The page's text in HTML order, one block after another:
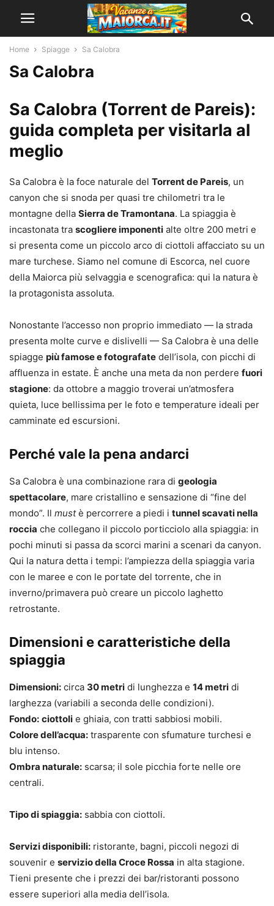
Home Spiagge Sa Calobra
Sa Calobra
Sa Calobra (Torrent de Pareis):
guida completa per visitarla al
meglio
Sa Calobra è la foce naturale del Torrent de Pareis, un
canyon che si snoda per quasi tre chilometri tra le
montagne della Sierra de Tramontana. La spiaggia è
incastonata tra scogliere imponenti alte oltre 200 metri e
si presenta come un piccolo arco di ciottoli affacciato su un
mare turchese. Siamo nel comune di Escorca, nel cuore
della Maiorca più selvaggia e scenografica: qui la natura è
la protagonista assoluta.
Nonostante l’accesso non proprio immediato — la strada
presenta molte curve e dislivelli — Sa Calobra è una delle
spiagge più famose e fotografate dell’isola, con picchi di
affluenza in estate. È anche una meta da non perdere fuori
stagione: da ottobre a maggio troverai un’atmosfera
quieta, luce bellissima per le foto e temperature ideali per
camminate ed escursioni.
Perché vale la pena andarci
Sa Calobra è una combinazione rara di geologia
spettacolare, mare cristallino e sensazione di “fine del
mondo”. Il mustè percorrere a piedi i tunnel scavati nella
roccia che collegano il piccolo porticciolo alla spiaggia: in
pochi minuti si passa da scorci marini a scenari da canyon.
Qui la natura detta i tempi: l’ampiezza della spiaggia varia
con le maree e con le portate del torrente, che in
inverno/primavera può creare un piccolo laghetto
retrostante.
Dimensioni e caratteristiche della
spiaggia
Dimensioni: circa 30 metri di lunghezza e 14 metri di
larghezza (variabili a seconda delle condizioni).
Fondo: ciottoli e ghiaia, con tratti sabbiosi mobili.
Colore dell’acqua: trasparente con sfumature turchesi e
blu intenso.
Ombra naturale: scarsa; il sole picchia forte nelle ore
centrali.
Tipo di spiaggia: sabbia con ciottoli.
Servizi disponibili: ristorante, bagni, piccoli negozi di
souvenir e servizio della Croce Rossa in alta stagione.
Tieni presente che i prezzi dei bar/ristoranti possono
essere superiori alla media dell’isola.